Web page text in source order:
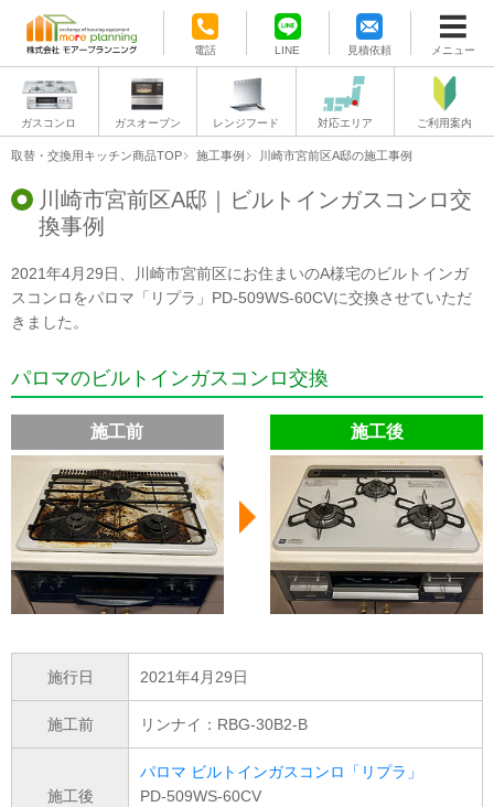
電話 LINE 見積依頼 メニュー
ガスコンロ ガスオーブン レンジフード 対応エリア ご利用案内
取替・交換用キッチン商品TOP 施工事例 川崎市宮前区A邸の施工事例
川崎市宮前区A邸｜ビルトインガスコンロ交
換事例
2021年4月29日、川崎市宮前区にお住まいのA様宅のビルトインガ
スコンロをパロマ「リプラ」PD-509WS-60CVに交換させていただ
きました。
パロマのビルトインガスコンロ交換
施工前 施工後
施行日 2021年4月29日
施工前 リンナイ：RBG-30B2-B
施工後
パロマ ビルトインガスコンロ「リプラ」
PD-509WS-60CV